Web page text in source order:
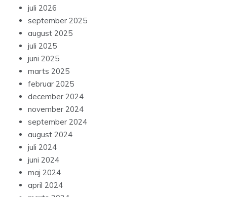
juli 2026
september 2025
august 2025
juli 2025
juni 2025
marts 2025
februar 2025
december 2024
november 2024
september 2024
august 2024
juli 2024
juni 2024
maj 2024
april 2024